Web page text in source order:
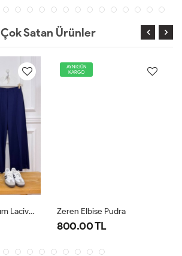
Çok Satan Ürünler
Level Oyşo Ikili Takım Lacivert
AYNIGÜN
KARGO
Zeren Elbise Pudra
800.00 TL